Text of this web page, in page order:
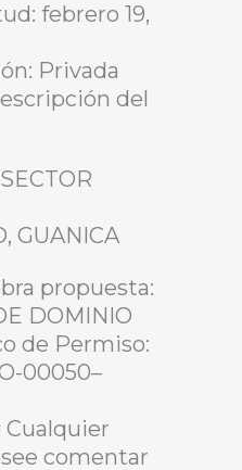
febrero 19,
Privada
del
GUANICA
propuesta:
DOMINIO
de Permiso:
00050–
Cualquier
comentar